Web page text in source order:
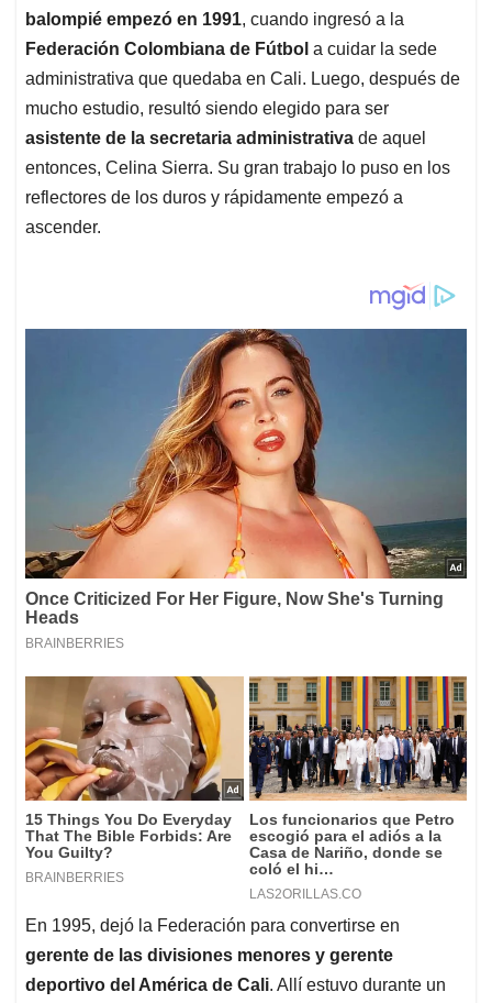
balompié empezó en 1991, cuando ingresó a la
Federación Colombiana de Fútbol a cuidar la sede
administrativa que quedaba en Cali. Luego, después de
mucho estudio, resultó siendo elegido para ser
asistente de la secretaria administrativa de aquel
entonces, Celina Sierra. Su gran trabajo lo puso en los
reflectores de los duros y rápidamente empezó a
ascender.
En 1995, dejó la Federación para convertirse en
gerente de las divisiones menores y gerente
deportivo del América de Cali. Allí estuvo durante un